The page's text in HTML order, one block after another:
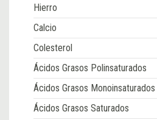
Hierro
Calcio
Colesterol
Ácidos Grasos Polinsaturados
Ácidos Grasos Monoinsaturados
Ácidos Grasos Saturados